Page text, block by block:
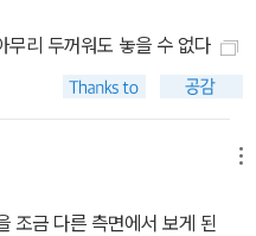
무리 두꺼워도 놓을 수 없다
조금 다른 측면에서 보게 된